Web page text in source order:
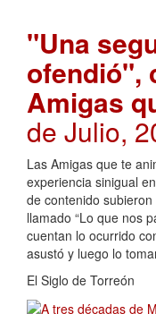
"Una
ofendió",
Amigas
de Julio,
Las Amigas que te
experiencia sinigual
de contenido
llamado “Lo que nos
cuentan lo ocurrido
asustó y luego lo
El Siglo de Torreón